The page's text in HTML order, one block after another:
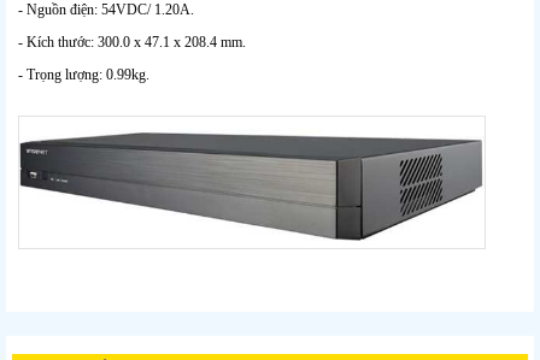
- Nguồn điện: 54VDC/ 1.20A.
- Kích thước: 300.0 x 47.1 x 208.4 mm.
- Trọng lượng: 0.99kg.